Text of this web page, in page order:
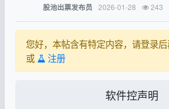
股池出票发布员 2026-01-28 243
您好，本帖含有特定内容，请登录后
或
注册
软件控声明